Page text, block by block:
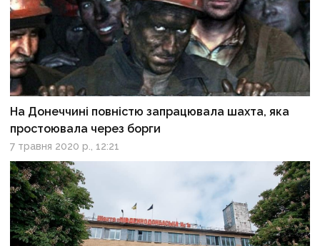
На Донеччині повністю запрацювала шахта, яка
простоювала через борги
7 травня 2020 р., 12:21